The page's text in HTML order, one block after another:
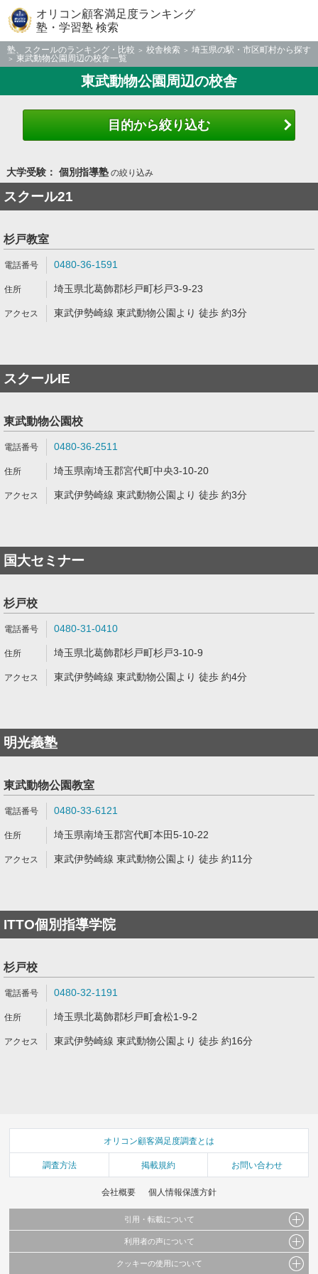
オリコン顧客満足度ランキング
塾・学習塾 検索
塾、スクールのランキング・比較 校舎検索
埼玉県の駅・市区町村から探す
東武動物公園周辺の校舎一覧
東武動物公園周辺の校舎
目的から絞り込む
大学受験： 個別指導塾の絞り込み
スクール21
杉戸教室
0480-36-1591
埼玉県北葛飾郡杉戸町杉戸3-9-23
東武伊勢崎線 東武動物公園より 徒歩 約3分
スクールIE
東武動物公園校
0480-36-2511
埼玉県南埼玉郡宮代町中央3-10-20
東武伊勢崎線 東武動物公園より 徒歩 約3分
国大セミナー
杉戸校
0480-31-0410
埼玉県北葛飾郡杉戸町杉戸3-10-9
東武伊勢崎線 東武動物公園より 徒歩 約4分
明光義塾
東武動物公園教室
0480-33-6121
埼玉県南埼玉郡宮代町本田5-10-22
東武伊勢崎線 東武動物公園より 徒歩 約11分
ITTO個別指導学院
杉戸校
0480-32-1191
埼玉県北葛飾郡杉戸町倉松1-9-2
東武伊勢崎線 東武動物公園より 徒歩 約16分
オリコン顧客満足度調査とは
調査方法 掲載規約 お問い合わせ
会社概要 個人情報保護方針
引用・転載について
当サイトで公開されている情報（文字、写真、イラスト、画像データ等）及びこれらの配
これらの情報を権利者の許可なく無断転載・複製などの二次利用を行うことは固く禁じて
利用者の声について
当サイトに掲載している内容はすべてサービスの利用者が提出された見解・感想です。
クッキーの使用について